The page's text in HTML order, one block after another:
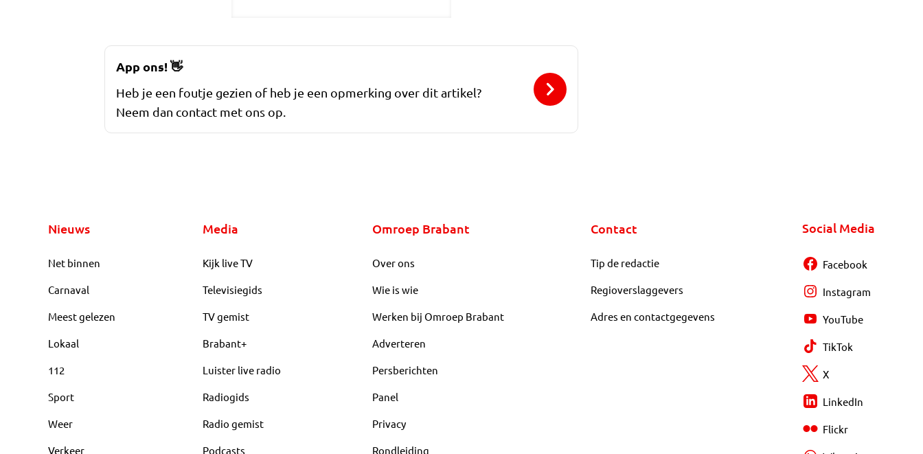
App ons!👋
Heb je een foutje gezien of heb je een opmerking over dit artikel?
Neem dan contact met ons op.
Nieuws
Net binnen
Carnaval
Meest gelezen
Lokaal
112
Sport
Weer
Verkeer
Media
Kijk live TV
Televisiegids
TV gemist
Brabant+
Luister live radio
Radiogids
Radio gemist
Podcasts
Omroep Brabant
Over ons
Wie is wie
Werken bij Omroep Brabant
Adverteren
Persberichten
Panel
Privacy
Rondleiding
Contact
Tip de redactie
Regioverslaggevers
Adres en contactgegevens
Social Media
Facebook
Instagram
YouTube
TikTok
X
LinkedIn
Flickr